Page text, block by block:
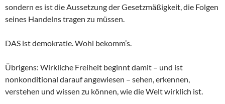
sondern es ist die Aussetzung der Gesetzmäßigkeit, die Folgen
seines Handelns tragen zu müssen.
DAS ist demokratie. Wohl bekomm’s.
Übrigens: Wirkliche Freiheit beginnt damit – und ist
nonkonditional darauf angewiesen – sehen, erkennen,
verstehen und wissen zu können, wie die Welt wirklich ist.